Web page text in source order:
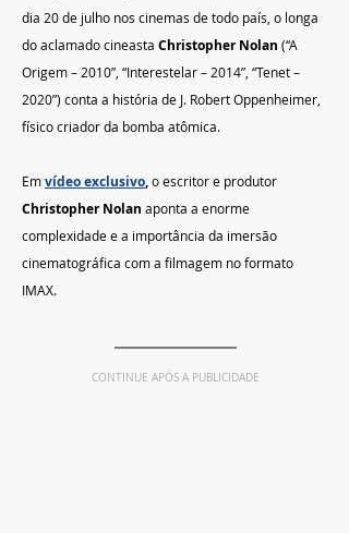
dia 20 de julho nos cinemas de todo país, o longa
do aclamado cineasta Christopher Nolan (“A
Origem – 2010”, “Interestelar – 2014”, “Tenet –
2020”) conta a história de J. Robert Oppenheimer,
físico criador da bomba atômica.
Em vídeo exclusivo, o escritor e produtor
Christopher Nolan aponta a enorme
complexidade e a importância da imersão
cinematográfica com a filmagem no formato
IMAX.
CONTINUE APÓS A PUBLICIDADE